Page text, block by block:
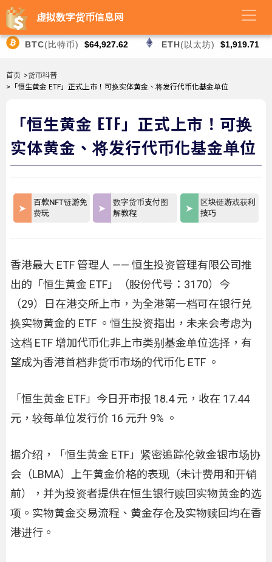
虚拟数字货币信息网
BTC(比特币) $64,927.62 ETH(以太坊) $1,919.71
首页 >货币科普
>「恒生黄金 ETF」正式上市！可换实体黄金、将发行代币化基金单位
「恒生黄金 ETF」正式上市！可换
实体黄金、将发行代币化基金单位
百款NFT链游免
费玩
数字货币支付图
解教程
区块链游戏获利
技巧
香港最大 ETF 管理人 —— 恒生投资管理有限公司推
出的「恒生黄金 ETF」（股份代号：3170）今
（29）日在港交所上市，为全港第一档可在银行兑
换实物黄金的 ETF 。恒生投资指出，未来会考虑为
这档 ETF 增加代币化非上市类别基金单位选择，有
望成为香港首档非货币市场的代币化 ETF 。
「恒生黄金 ETF」今日开市报 18.4 元，收在 17.44
元，较每单位发行价 16 元升 9% 。
据介绍，「恒生黄金 ETF」紧密追踪伦敦金银市场协
会（LBMA）上午黄金价格的表现（未计费用和开销
前），并为投资者提供在恒生银行赎回实物黄金的选
项。实物黄金交易流程、黄金存仓及实物赎回均在香
港进行。